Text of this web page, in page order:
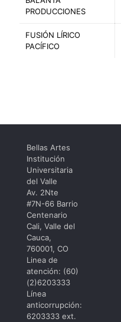
PRODUCCIONES
FUSIÓN LÍRICO
PACÍFICO
Bellas Artes
Institución
Universitaria
del Valle
Av. 2Nte
#7N-66 Barrio
Centenario
Cali, Valle del
Cauca,
760001, CO
Linea de
atención: (60)
(2)6203333
Línea
anticorrupción:
6203333 ext.